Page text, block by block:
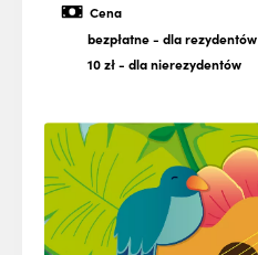
Cena
bezpłatne- dla rezydentów
10 zł- dla nierezydentów